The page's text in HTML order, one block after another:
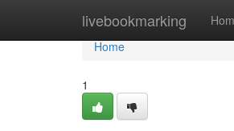
livebookmarking
Home
Home
1